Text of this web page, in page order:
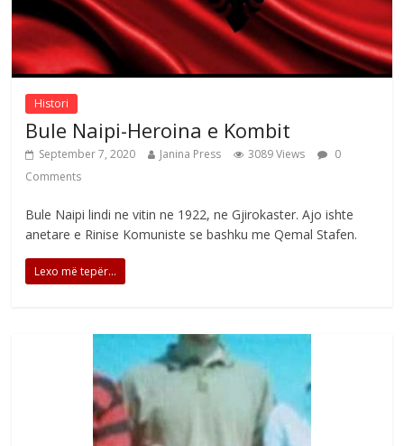
Histori
Bule Naipi-Heroina e Kombit
September 7, 2020 Janina Press 3089 Views
0
Comments
Bule Naipi lindi ne vitin ne 1922, ne Gjirokaster. Ajo ishte
anetare e Rinise Komuniste se bashku me Qemal Stafen.
Lexo më tepër...